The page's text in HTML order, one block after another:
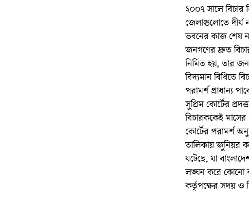
২০০৭ সালে
জেলাগুলোতে দীর্ঘ
ভবনের কাজ শেষ
জনগণের দ্রুত
নির্মিত হয়, তার
বিদ্যমান বিধিতে
পরামর্শ প্রাধান্য
সুপ্রিম কোর্টের
বিচারককেই
কোর্টের পরামর্শ
তালিকায় জুনিয়র
ঘটেছে, যা
লঙ্ঘন করে কোনো
কর্তৃপক্ষের সদয় ও